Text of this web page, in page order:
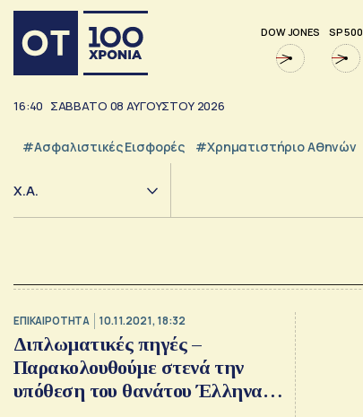
DOW JONES SP 500
16:40 ΣΑΒΒΑΤΟ 08 ΑΥΓΟΥΣΤΟΥ 2026
#Ασφαλιστικές Εισφορές #Χρηματιστήριο Αθηνών
Χ.Α.
ΕΠΙΚΑΙΡΟΤΗΤΑ 10.11.2021, 18:32
Διπλωματικές πηγές –
Παρακολουθούμε στενά την
υπόθεση του θανάτου Έλληνα